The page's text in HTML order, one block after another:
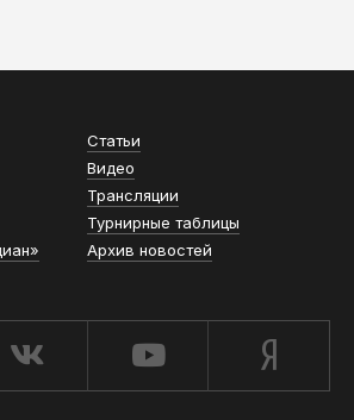
Статьи
Видео
Трансляции
Турнирные таблицы
Архив новостей